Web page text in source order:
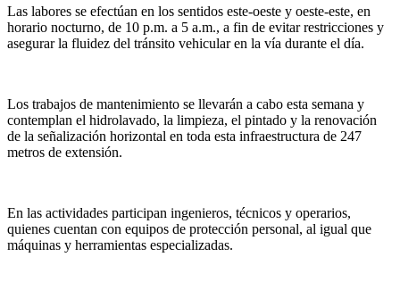
Las labores se efectúan en los sentidos este-oeste y oeste-este, en
horario nocturno, de 10 p.m. a 5 a.m., a fin de evitar restricciones y
asegurar la fluidez del tránsito vehicular en la vía durante el día.
Los trabajos de mantenimiento se llevarán a cabo esta semana y
contemplan el hidrolavado, la limpieza, el pintado y la renovación
de la señalización horizontal en toda esta infraestructura de 247
metros de extensión.
En las actividades participan ingenieros, técnicos y operarios,
quienes cuentan con equipos de protección personal, al igual que
máquinas y herramientas especializadas.